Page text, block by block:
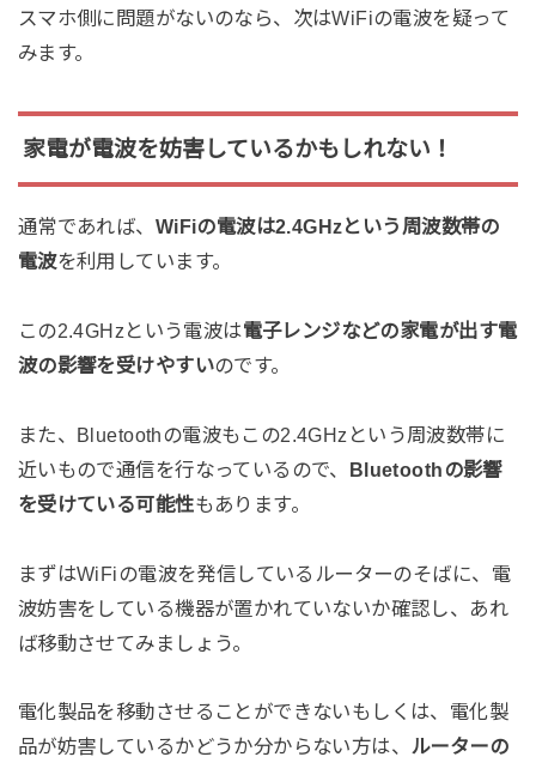
スマホ側に問題がないのなら、次はWiFiの電波を疑って
みます。
家電が電波を妨害しているかもしれない！
通常であれば、 WiFiの電波は2.4GHzという周波数帯の
電波を利用しています。
この2.4GHzという電波は電子レンジなどの家電が出す電
波の影響を受けやすいのです。
また、Bluetoothの電波もこの2.4GHzという周波数帯に
近いもので通信を行なっているので、 Bluetoothの影響
を受けている可能性もあります。
まずはWiFiの電波を発信しているルーターのそばに、電
波妨害をしている機器が置かれていないか確認し、あれ
ば移動させてみましょう。
電化製品を移動させることができないもしくは、電化製
品が妨害しているかどうか分からない方は、
ルーターの